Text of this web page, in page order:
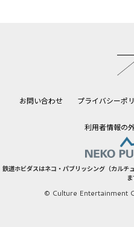
お問い合わせ プライバシーポ
利用者情報の
鉄道ホビダスはネコ・パブリッシング（カルチ
ま
© Culture Entertainment